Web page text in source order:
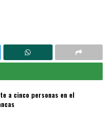
a cinco personas en el